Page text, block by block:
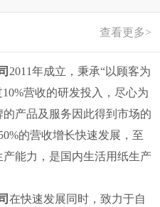
查看更多>
2011年成立， 秉承“以顾客为
10%营收的研发投入，尽心为
的产品及服务因此得到市场的
的营收增长快速发展，至
能力，是国内生活用纸生产
在快速发展同时，致力于自